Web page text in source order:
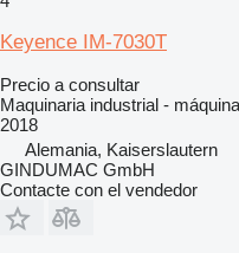
Keyence IM-7030T
Precio a consultar
Maquinaria industrial -
2018
Alemania, Kaiserslautern
GINDUMAC GmbH
Contacte con el vendedor